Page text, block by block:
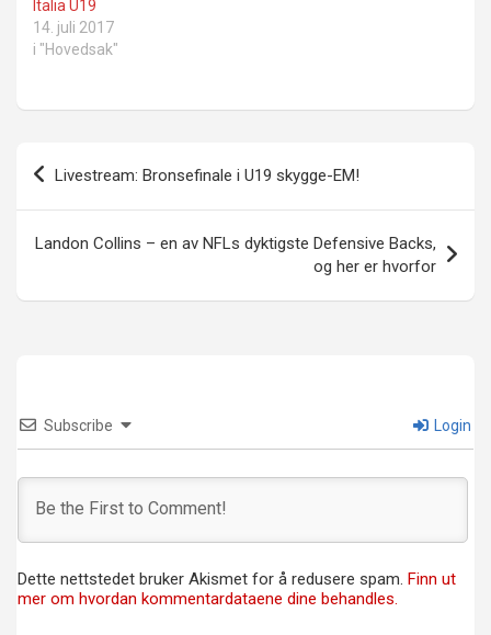
Italia U19
14. juli 2017
i "Hovedsak"
Innleggsnavigasjon
Livestream: Bronsefinale i U19 skygge-EM!
Landon Collins – en av NFLs dyktigste Defensive Backs,
og her er hvorfor
Subscribe Login
Dette nettstedet bruker Akismet for å redusere spam. Finn ut
mer om hvordan kommentardataene dine behandles.